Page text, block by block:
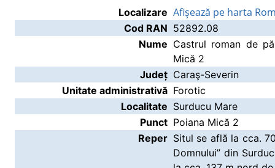
Localizare Afişează pe harta
Cod RAN 52892.08
Nume Castrul roman de
Mică 2
Județ Caraş-Severin
Unitate administrativă Forotic
Localitate Surducu Mare
Punct Poiana Mică 2
Reper Situl se află la cca.
Domnului” din